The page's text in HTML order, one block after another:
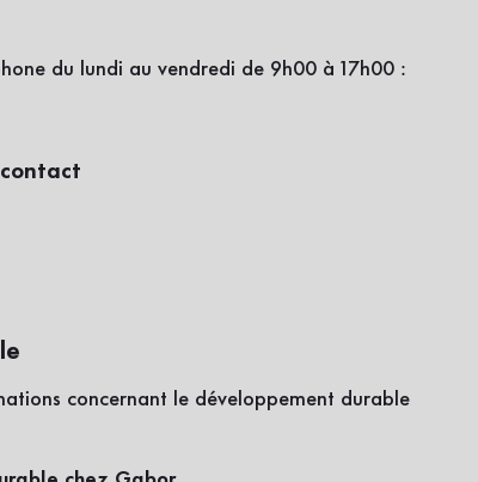
du lundi au vendredi de 9h00 à 17h00 :
concernant le développement durable